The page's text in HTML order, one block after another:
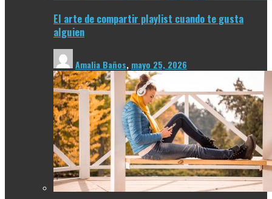
El arte de compartir playlist cuando te gusta
alguien
Amalia Baños, mayo 25, 2026